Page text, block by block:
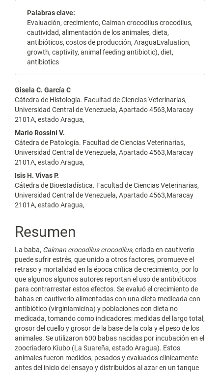
Palabras clave:
Evaluación, crecimiento, Caiman crocodilus crocodilus,
cautividad, alimentación de los animales, dieta,
antibióticos, costos de producción, AraguaEvaluation,
growth, captivity, animal feeding antibiotic), diet,
antibiotics
Contenido
principal
del
artículo
Gisela C. García C
Cátedra de Histología. Facultad de Ciencias Veterinarias,
Universidad Central de Venezuela, Apartado 4563,Maracay
2101A, estado Aragua,
Mario Rossini V.
Cátedra de Patología. Facultad de Ciencias Veterinarias,
Universidad Central de Venezuela, Apartado 4563,Maracay
2101A, estado Aragua,
Isis H. Vivas P.
Cátedra de Bioestadística. Facultad de Ciencias Veterinarias,
Universidad Central de Venezuela, Apartado 4563,Maracay
2101A, estado Aragua,
Resumen
La baba, Caiman crocodilus crocodilus,criada en cautiverio
puede sufrir estrés, que unido a otros factores, promueve el
retraso y mortalidad en la época crítica de crecimiento, por lo
que algunos algunos autores reportan el uso de antibióticos
para contrarrestar estos efectos. Se evaluó el crecimiento de
babas en cautiverio alimentadas con una dieta medicada con
antibiótico (virginiamicina) y poblaciones con dieta no
medicada, tomando como indicadores: medidas del largo total,
grosor del cuello y grosor de la base de la cola y el peso de los
animales. Se utilizaron 600 babas nacidas por incubación en el
zoocriadero Kiubo (La Suareña, estado Aragua). Estos
animales fueron medidos, pesados y evaluados clínicamente
antes del inicio del ensayo y distribuidos al azar en un tanque